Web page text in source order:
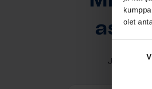
olet
valinta
Jätä